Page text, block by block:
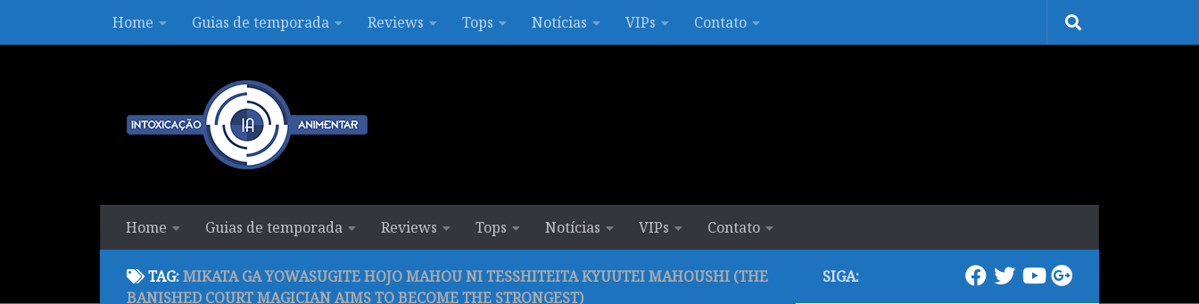
Skip to contentHome Guias de temporada Reviews Tops Notícias VIPs Contato
Home Guias de temporada Reviews Tops Notícias VIPs Contato
TAG:MIKATA GA YOWASUGITE HOJO MAHOU NI TESSHITEITA KYUUTEI MAHOUSHI (THE
BANISHED COURT MAGICIAN AIMS TO BECOME THE STRONGEST)
SIGA: